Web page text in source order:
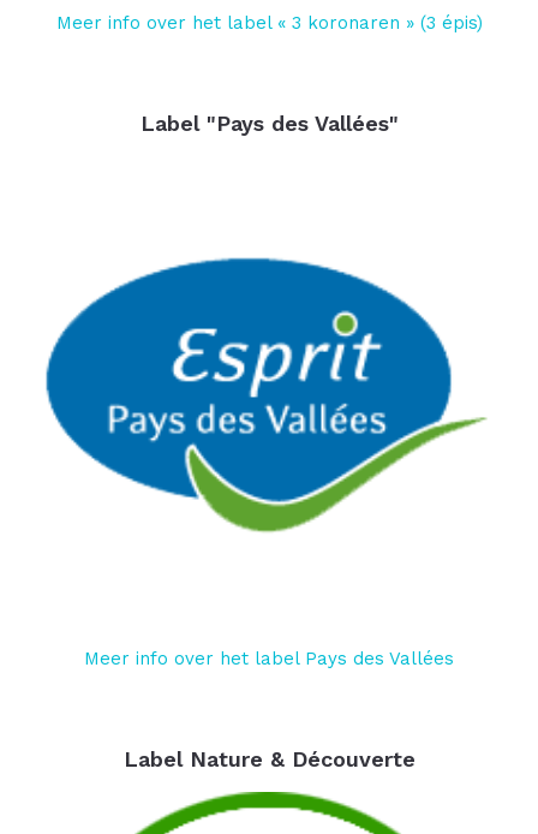
Meer info over het label « 3 koronaren » (3 épis)
Label "Pays des Vallées"
Meer info over het label Pays des Vallées
Label Nature & Découverte